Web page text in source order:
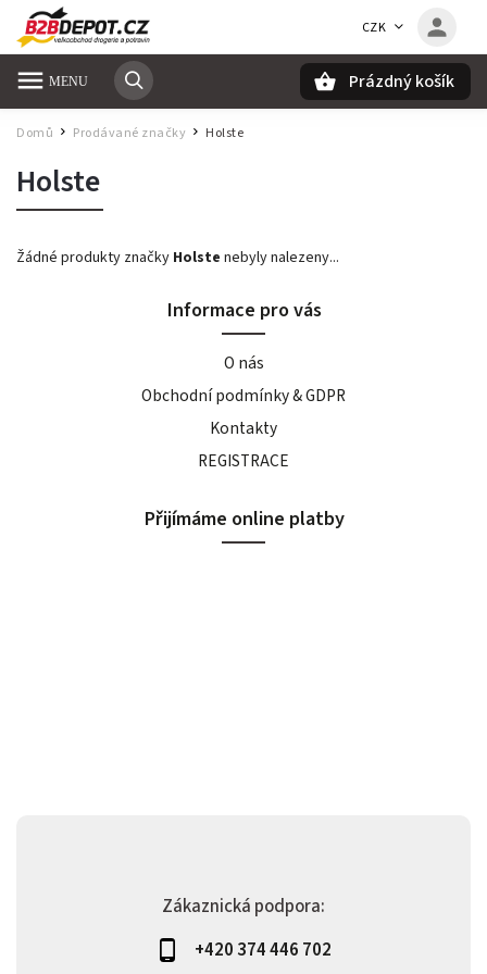
CZK
Prázdný košík
Domů / Prodávané značky / Holste
Holste
Žádné produkty značky Holste nebyly nalezeny...
Zákaznická podpora:
+420 374 446 702
Informace pro vás
O nás
Obchodní podmínky & GDPR
Kontakty
REGISTRACE
Přijímáme online platby